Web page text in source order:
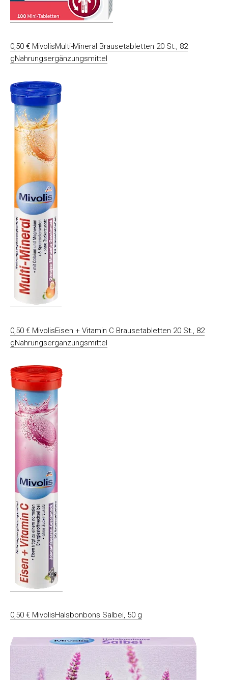
0,50 € MivolisMulti-Mineral Brausetabletten 20 St., 82
gNahrungsergänzungsmittel
0,50 € MivolisEisen + Vitamin C Brausetabletten 20 St., 82
gNahrungsergänzungsmittel
0,50 € MivolisHalsbonbons Salbei, 50 g